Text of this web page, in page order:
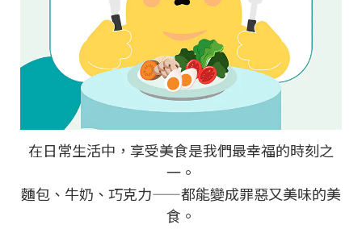
在日常生活中，享受美食是我們最幸福的時刻之
一。
麵包、牛奶、巧克力——都能變成罪惡又美味的美
食。